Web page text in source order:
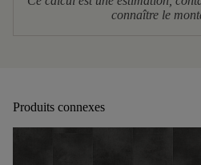
connaître le
Produits connexes